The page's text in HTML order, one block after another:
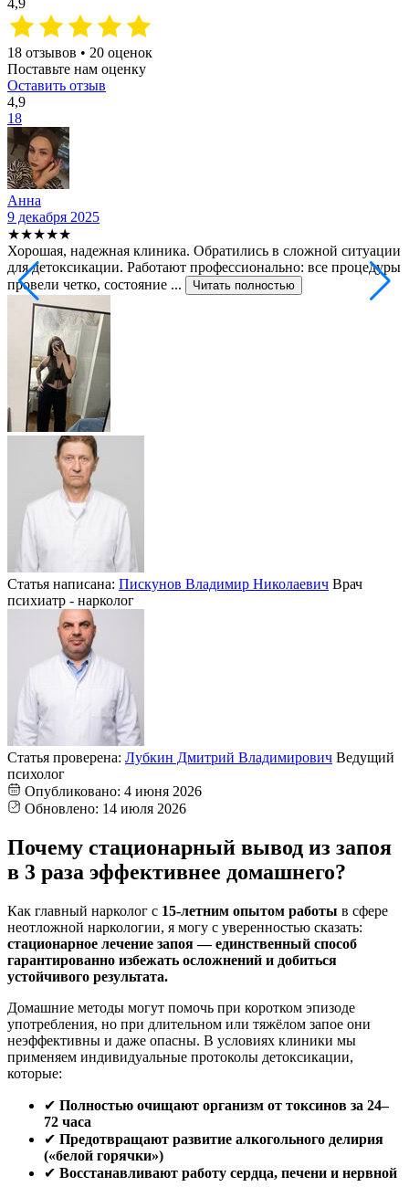
4,9
18 отзывов • 20 оценок
Поставьте нам оценку
Оставить отзыв
4,9
18
Анна
9 декабря 2025
★★★★★
Хорошая, надежная клиника. Обратились в сложной ситуации
для детоксикации. Работают профессионально: все процедуры
провели четко, состояние ...
Читать полностью
Статья написана: Пискунов Владимир Николаевич Врач
психиатр - нарколог
Статья проверена: Лубкин Дмитрий Владимирович Ведущий
психолог
Опубликовано: 4 июня 2026
Обновлено: 14 июля 2026
Почему стационарный вывод из запоя
в 3 раза эффективнее домашнего?
Как главный нарколог с 15-летним опытом работы в сфере
неотложной наркологии, я могу с уверенностью сказать:
стационарное лечение запоя — единственный способ
гарантированно избежать осложнений и добиться
устойчивого результата.
Домашние методы могут помочь при коротком эпизоде
употребления, но при длительном или тяжёлом запое они
неэффективны и даже опасны. В условиях клиники мы
применяем индивидуальные протоколы детоксикации,
которые:
✔ Полностью очищают организм от токсинов за 24–
72 часа
✔ Предотвращают развитие алкогольного делирия
(«белой горячки»)
✔ Восстанавливают работу сердца, печени и нервной